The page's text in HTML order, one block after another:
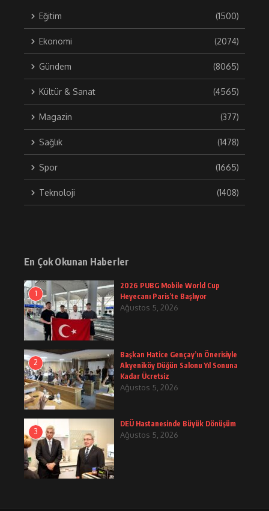
Eğitim (1500)
Ekonomi (2074)
Gündem (8065)
Kültür & Sanat (4565)
Magazin (377)
Sağlık (1478)
Spor (1665)
Teknoloji (1408)
En Çok Okunan Haberler
1
2026 PUBG Mobile World Cup
Heyecanı Paris’te Başlıyor
Ağustos 5, 2026
2
Başkan Hatice Gençay’ın Önerisiyle
Akyeniköy Düğün Salonu Yıl Sonuna
Kadar Ücretsiz
Ağustos 5, 2026
3
DEÜ Hastanesinde Büyük Dönüşüm
Ağustos 5, 2026